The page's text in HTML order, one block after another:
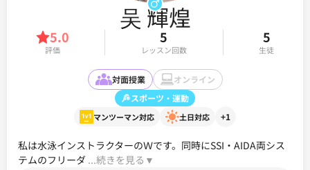
吴 輝煌
5.0
評価
5
レッスン回数
5
生徒
対面授業
オンライン
スポーツ・運動
マンツーマン対応 土日対応 +1
私は水泳インストラクターのＷです。同時にSSI・AIDA両シス
テムのフリーダ ...続きを見る▼